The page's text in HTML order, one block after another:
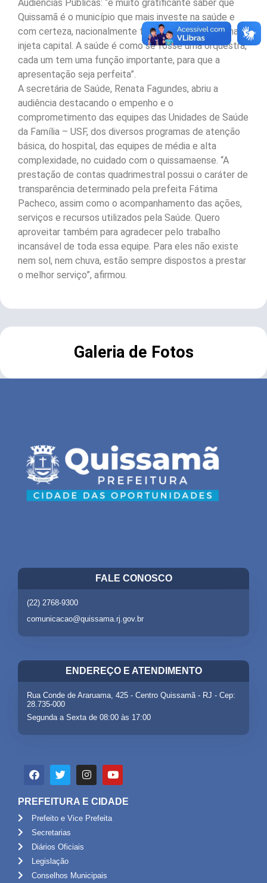
Audiências Públicas: “é muito gratificante saber que
Quissamã é o município que mais investe na saúde e
com certeza, nacionalmente falando, um dos que mais
injeta capital. A saúde é como se fosse uma orquestra,
cada um tem uma função importante, para que a
apresentação seja perfeita”.
A secretária de Saúde, Renata Fagundes, abriu a
audiência destacando o empenho e o
comprometimento das equipes das Unidades de Saúde
da Família – USF, dos diversos programas de atenção
básica, do hospital, das equipes de média e alta
complexidade, no cuidado com o quissamaense. “A
prestação de contas quadrimestral possui o caráter de
transparência determinado pela prefeita Fátima
Pacheco, assim como o acompanhamento das ações,
serviços e recursos utilizados pela Saúde. Quero
aproveitar também para agradecer pelo trabalho
incansável de toda essa equipe. Para eles não existe
nem sol, nem chuva, estão sempre dispostos a prestar
o melhor serviço”, afirmou.
Galeria de Fotos
FALE CONOSCO
(22) 2768-9300
comunicacao@quissama.rj.gov.br
ENDEREÇO E ATENDIMENTO
Rua Conde de Araruama, 425 - Centro Quissamã - RJ - Cep:
28.735-000
Segunda a Sexta de 08:00 às 17:00
PREFEITURA E CIDADE
Prefeito e Vice Prefeita
Secretarias
Diários Oficiais
Legislação
Conselhos Municipais